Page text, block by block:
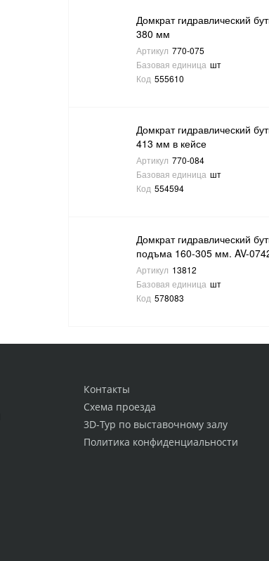
Домкрат гидравлический
380 мм
Артикул 770-075
Базовая единица шт
Код 555610
Домкрат гидравлический
413 мм в кейсе
Артикул 770-084
Базовая единица шт
Код 554594
Домкрат гидравлический
подъма 160-305 мм. AV-
Артикул 13812
Базовая единица шт
Код 578083
Контакты
Схема проезда
3D-Тур по выставочному залу
Политика конфиденциальности